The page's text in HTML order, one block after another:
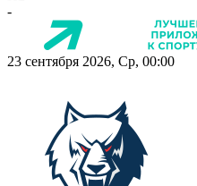
-
23 сентября 2026, Ср, 00:00